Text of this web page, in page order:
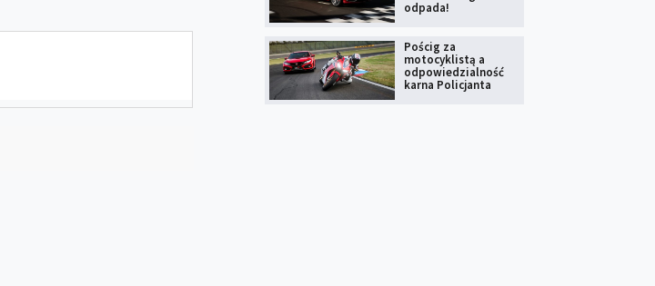
odpada!
Pościg za
motocyklistą a
odpowiedzialność
karna Policjanta